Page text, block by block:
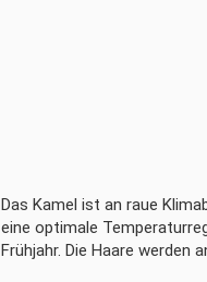
Das Kamel ist an raue
eine optimale
Frühjahr. Die Haare werden